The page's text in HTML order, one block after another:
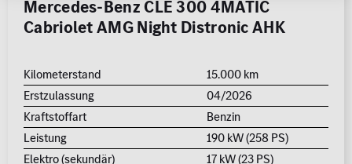
Mercedes-Benz CLE 300 4MATIC
Cabriolet AMG Night Distronic AHK
Kilometerstand
15.000 km
Erstzulassung
04/2026
Kraftstoffart
Benzin
Leistung
190 kW (258 PS)
Elektro (sekundär)
17 kW (23 PS)